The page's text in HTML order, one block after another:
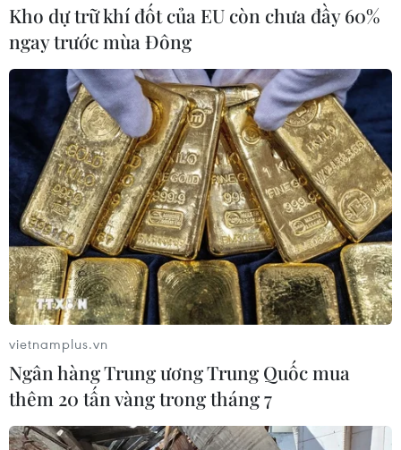
Kho dự trữ khí đốt của EU còn chưa đầy 60%
ngay trước mùa Đông
vietnamplus.vn
Ngân hàng Trung ương Trung Quốc mua
thêm 20 tấn vàng trong tháng 7